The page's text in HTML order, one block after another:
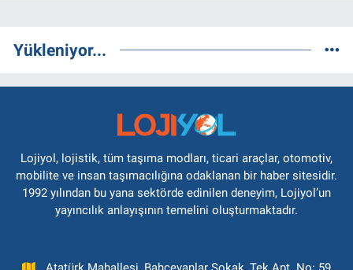
Yükleniyor...
Lojiyol, lojistik, tüm taşıma modları, ticari araçlar, otomotiv,
mobilite ve insan taşımacılığına odaklanan bir haber sitesidir.
1992 yılından bu yana sektörde edinilen deneyim, Lojiyol’un
yayıncılık anlayışının temelini oluşturmaktadır.